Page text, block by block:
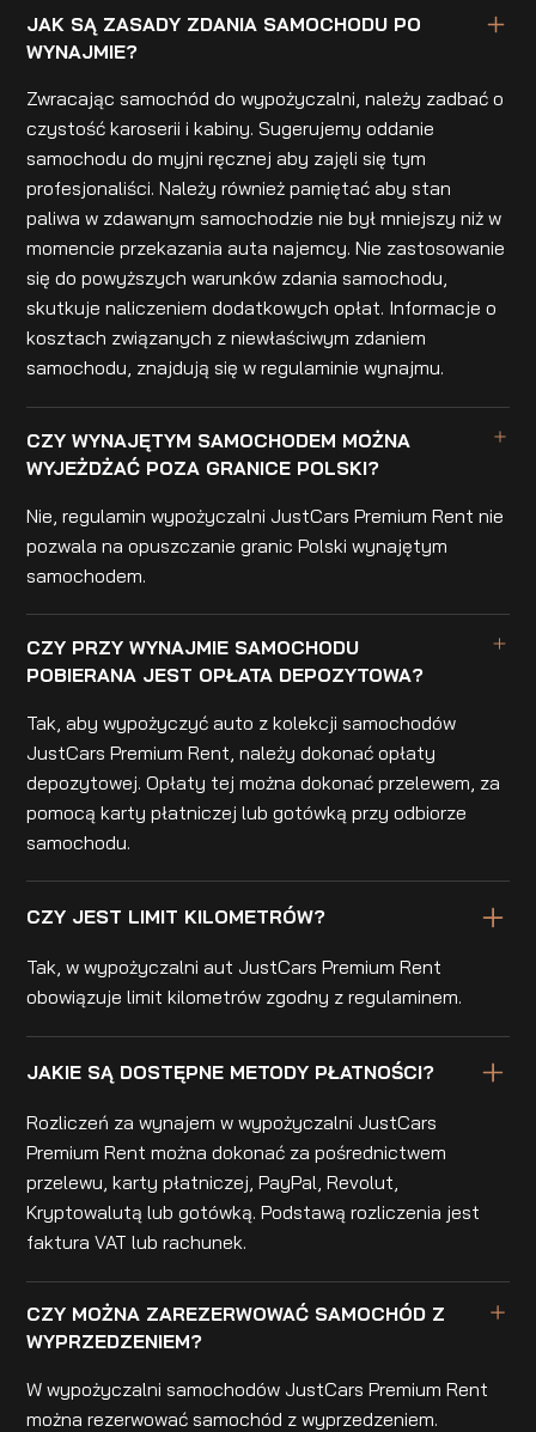
JAK SĄ ZASADY ZDANIA SAMOCHODU PO
WYNAJMIE?
Zwracając samochód do wypożyczalni, należy zadbać o
czystość karoserii i kabiny. Sugerujemy oddanie
samochodu do myjni ręcznej aby zajęli się tym
profesjonaliści. Należy również pamiętać aby stan
paliwa w zdawanym samochodzie nie był mniejszy niż w
momencie przekazania auta najemcy. Nie zastosowanie
się do powyższych warunków zdania samochodu,
skutkuje naliczeniem dodatkowych opłat. Informacje o
kosztach związanych z niewłaściwym zdaniem
samochodu, znajdują się w regulaminie wynajmu.
CZY WYNAJĘTYM SAMOCHODEM MOŻNA
WYJEŻDŻAĆ POZA GRANICE POLSKI?
Nie, regulamin wypożyczalni JustCars Premium Rent nie
pozwala na opuszczanie granic Polski wynajętym
samochodem.
CZY PRZY WYNAJMIE SAMOCHODU
POBIERANA JEST OPŁATA DEPOZYTOWA?
Tak, aby wypożyczyć auto z kolekcji samochodów
JustCars Premium Rent, należy dokonać opłaty
depozytowej. Opłaty tej można dokonać przelewem, za
pomocą karty płatniczej lub gotówką przy odbiorze
samochodu.
CZY JEST LIMIT KILOMETRÓW?
Tak, w wypożyczalni aut JustCars Premium Rent
obowiązuje limit kilometrów zgodny z regulaminem.
JAKIE SĄ DOSTĘPNE METODY PŁATNOŚCI?
Rozliczeń za wynajem w wypożyczalni JustCars
Premium Rent można dokonać za pośrednictwem
przelewu, karty płatniczej, PayPal, Revolut,
Kryptowalutą lub gotówką. Podstawą rozliczenia jest
faktura VAT lub rachunek.
CZY MOŻNA ZAREZERWOWAĆ SAMOCHÓD Z
WYPRZEDZENIEM?
W wypożyczalni samochodów JustCars Premium Rent
można rezerwować samochód z wyprzedzeniem.